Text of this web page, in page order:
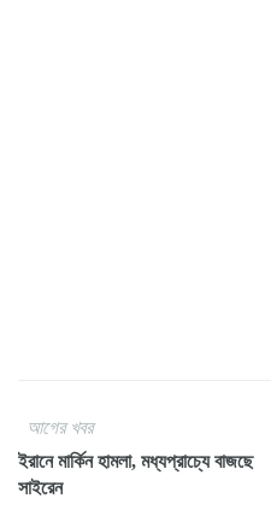
আগের খবর
ইরানে মার্কিন হামলা, মধ্যপ্রাচ্যে বাজছে
সাইরেন